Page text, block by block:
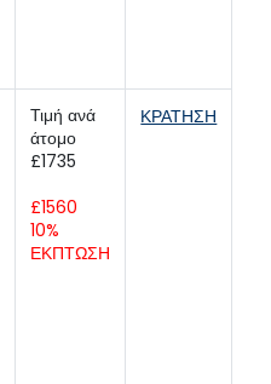
Τιμή ανά
άτομο
£1560
10%
ΕΚΠΤΩΣΗ
ΚΡΑΤΗΣΗ